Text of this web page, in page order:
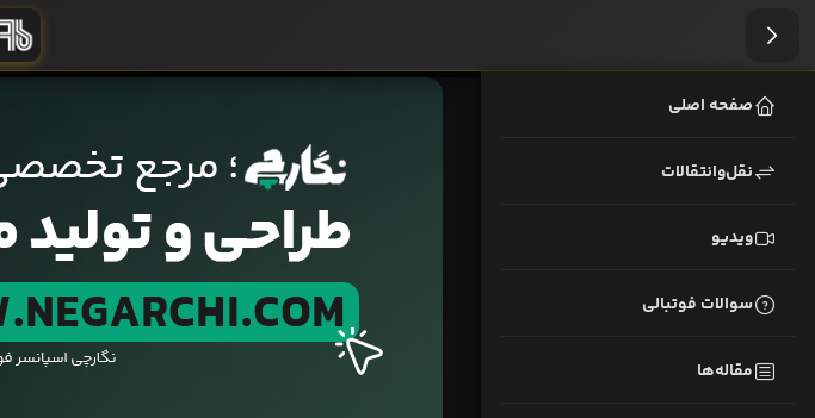
صفحه اصلی
نقل‌وانتقالات
ویدیو
سوالات فوتبالی
مقاله‌ها